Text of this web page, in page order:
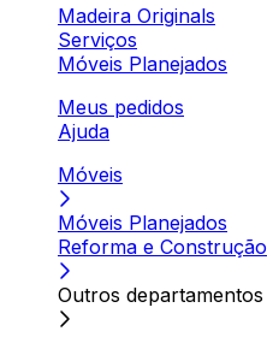
Madeira Originals
Serviços
Móveis Planejados
Meus pedidos
Ajuda
Móveis
Móveis Planejados
Reforma e Construção
Outros departamentos